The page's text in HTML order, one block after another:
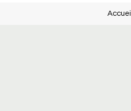
Accueil